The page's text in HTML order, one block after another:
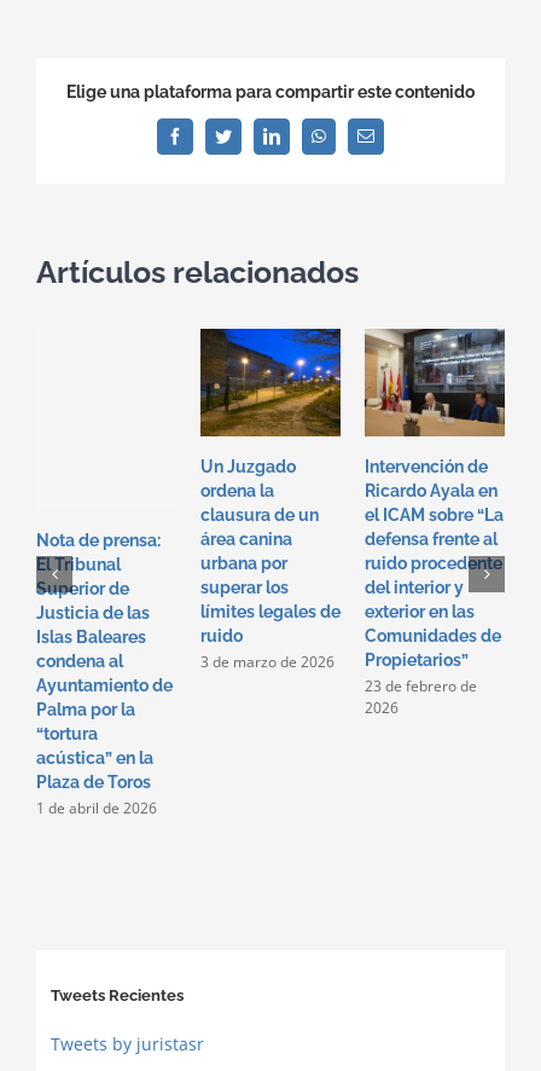
Elige una plataforma para compartir este contenido
FacebookTwitterLinkedInWhatsAppCorreo
electrónico
Artículos relacionados
Nota de prensa:
El Tribunal
Superior de
Justicia de las
Islas Baleares
condena al
Ayuntamiento de
Palma por la
“tortura
acústica” en la
Plaza de Toros
1 de abril de 2026
Un Juzgado
ordena la
clausura de un
área canina
urbana por
superar los
límites legales de
ruido
3 de marzo de 2026
Intervención de
Ricardo Ayala en
el ICAM sobre “La
defensa frente al
ruido procedente
del interior y
exterior en las
Comunidades de
Propietarios”
23 de febrero de
2026
Tweets Recientes
Tweets by juristasr